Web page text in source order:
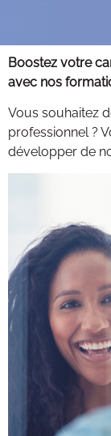
Boostez votre
avec nos
Vous souhaitez
professionnel ?
développer de